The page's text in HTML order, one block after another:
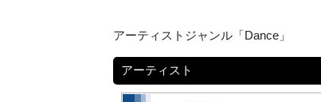
アーティストジャンル「Dance」
アーティスト